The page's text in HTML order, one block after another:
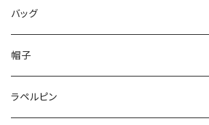
50/XL～
48/L
50/XL～
46/M
48/L
50/XL～
～25.5cm
26cm～
27cm～
バッグ
帽子
ラペルピン